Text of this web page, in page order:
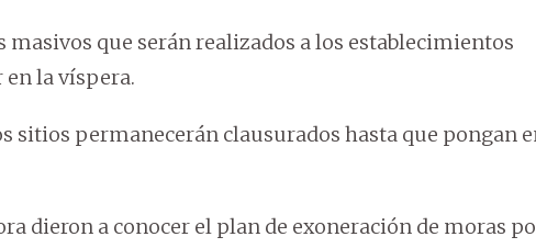
masivos que serán realizados a los establecimientos
en la víspera.
sitios permanecerán clausurados hasta que pongan
dieron a conocer el plan de exoneración de moras